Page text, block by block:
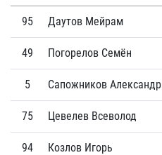
95 Даутов Мейрам
49 Погорелов Семён
5 Сапожников Александр
75 Цевелев Всеволод
94 Козлов Игорь